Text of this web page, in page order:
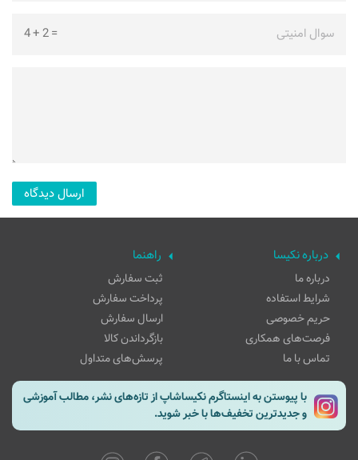
سوال امنیتی =
2
+
4
درباره نکیسا
درباره ما
شرایط استفاده
حریم خصوصی
فرصت‌های همکاری
تماس با ما
راهنما
ثبت سفارش
پرداخت سفارش
ارسال سفارش
بازگرداندن کالا
پرسش‌های متداول
با پیوستن به اینستاگرم نکیساشاپ از تازه‌های نشر، مطالب آموزشی
و جدیدترین تخفیف‌ها با خبر شوید.